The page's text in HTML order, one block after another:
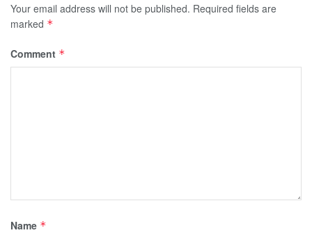
Your email address will not be published. Required fields are
marked *
Comment *
Name *